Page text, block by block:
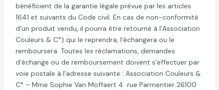
bénéficient de la garantie légale prévue par les articles
1641 et suivants du Code civil. En cas de non-conformité
d’un produit vendu, il pourra être retourné à l’Association
Couleurs & C°) qui le reprendra, l’échangera ou le
remboursera. Toutes les réclamations, demandes
d’échange ou de remboursement doivent s’effectuer par
voie postale à l’adresse suivante : Association Couleurs &
C° – Mme Sophie Van Moffaert 4 rue Parmentier 26100